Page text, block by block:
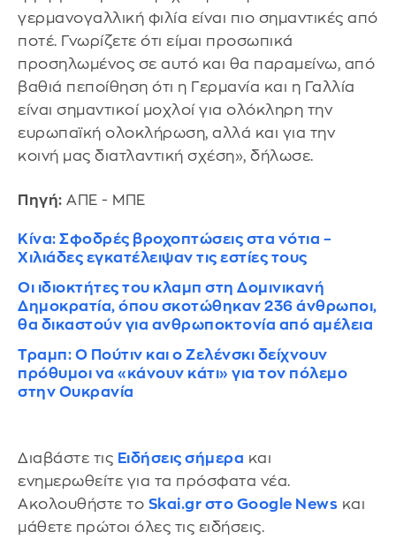
γερμανογαλλική φιλία είναι πιο σημαντικές από
ποτέ. Γνωρίζετε ότι είμαι προσωπικά
προσηλωμένος σε αυτό και θα παραμείνω, από
βαθιά πεποίθηση ότι η Γερμανία και η Γαλλία
είναι σημαντικοί μοχλοί για ολόκληρη την
ευρωπαϊκή ολοκλήρωση, αλλά και για την
κοινή μας διατλαντική σχέση», δήλωσε.
Πηγή: ΑΠΕ - ΜΠΕ
Κίνα: Σφοδρές βροχοπτώσεις στα νότια –
Χιλιάδες εγκατέλειψαν τις εστίες τους
Οι ιδιοκτήτες του κλαμπ στη Δομινικανή
Δημοκρατία, όπου σκοτώθηκαν 236 άνθρωποι,
θα δικαστούν για ανθρωποκτονία από αμέλεια
Τραμπ: Ο Πούτιν και ο Ζελένσκι δείχνουν
πρόθυμοι να «κάνουν κάτι» για τον πόλεμο
στην Ουκρανία
Διαβάστε τις Ειδήσεις σήμερα και
ενημερωθείτε για τα πρόσφατα νέα.
Ακολουθήστε το Skai.gr στο Google News και
μάθετε πρώτοι όλες τις ειδήσεις.